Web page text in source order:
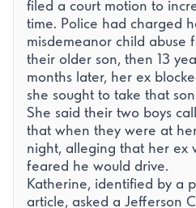
filed a court motion to
time. Police had charged
misdemeanor child abuse
their older son, then 13
months later, her ex
she sought to take that
She said their two boys
that when they were at
night, alleging that her ex
feared he would drive.
Katherine, identified by a
article, asked a Jefferson